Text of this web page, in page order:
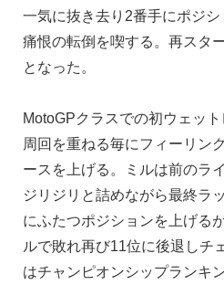
一気に抜き去り2番手にポジ
痛恨の転倒を喫する。再スタ
となった。
MotoGPクラスでの初ウェッ
周回を重ねる毎にフィーリン
ースを上げる。ミルは前のラ
ジリジリと詰めながら最終ラ
にふたつポジションを上げる
ルで敗れ再び11位に後退しチ
はチャンピオンシップランキ